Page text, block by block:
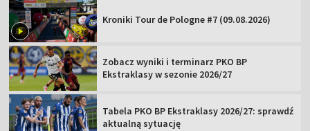
Kroniki Tour de Pologne #7 (09.08.2026)
Zobacz wyniki i terminarz PKO BP
Ekstraklasy w sezonie 2026/27
Tabela PKO BP Ekstraklasy 2026/27: sprawdź
aktualną sytuację